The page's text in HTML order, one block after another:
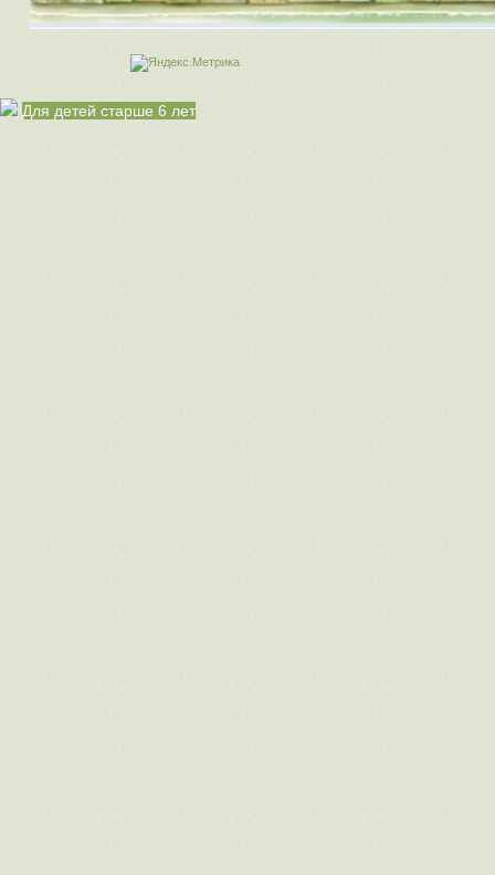
Для детей старше 6 лет